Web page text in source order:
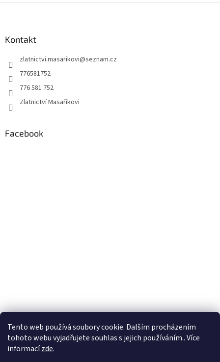
Tento web používá soubory cookie. Dalším procházením
tohoto webu vyjadřujete souhlas s jejich používáním.. Více
informacízde.
Kontakt
zlatnictvi.masarikovi@seznam.cz
776581752
776 581 752
Zlatnictví Masaříkovi
Facebook